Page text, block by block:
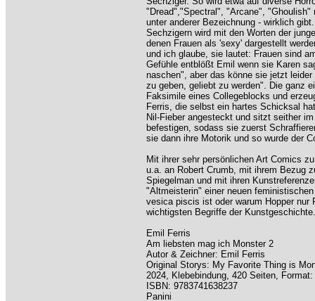
"Dread","Spectral", "Arcane", "Ghoulish"
unter anderer Bezeichnung - wirklich
Sechzigern wird mit den Worten der
denen Frauen als 'sexy' dargestellt
und ich glaube, sie lautet: Frauen sind
Gefühle entblößt Emil wenn sie Karen
naschen", aber das könne sie jetzt
zu geben, geliebt zu werden". Die ganz
Faksimile eines Collegeblocks und
Ferris, die selbst ein hartes Schicksal
Nil-Fieber angesteckt und sitzt seither
befestigen, sodass sie zuerst
sie dann ihre Motorik und so wurde der
Mit ihrer sehr persönlichen Art Comics
u.a. an Robert Crumb, mit ihrem Bezug
Spiegelman und mit ihren
"Altmeisterin" einer neuen
vesica piscis ist oder warum Hopper nur
wichtigsten Begriffe der Kunstgeschichte.
Emil Ferris
Am liebsten mag ich Monster 2
Autor & Zeichner: Emil Ferris
Original Storys: My Favorite Thing is
2024, Klebebindung, 420 Seiten,
ISBN: 9783741638237
Panini